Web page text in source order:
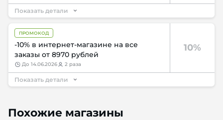
Показать детали
10%
ПРОМОКОД
-10% в интернет-магазине на все
заказы от 8970 рублей
до 14.06.2026 2 раза
Показать детали
Похожие магазины